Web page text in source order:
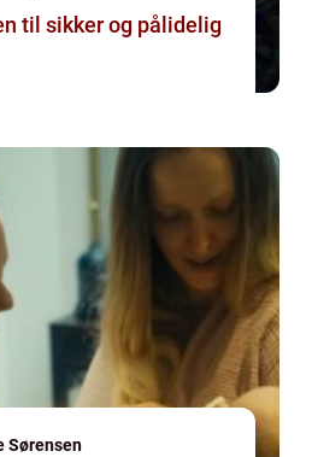
til sikker og pålidelig
Sørensen